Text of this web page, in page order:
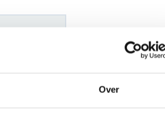
Over
€ 51,30